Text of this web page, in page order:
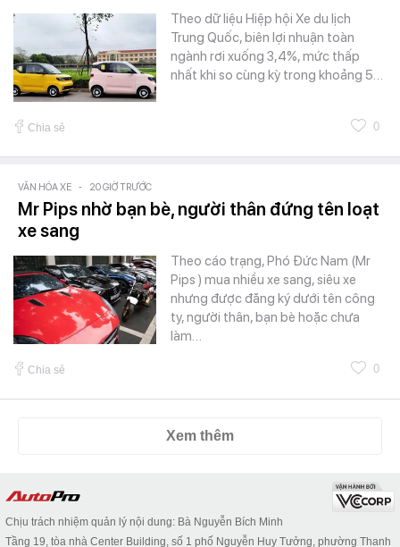
Theo dữ liệu Hiệp hội Xe du lịch
Trung Quốc, biên lợi nhuận toàn
ngành rơi xuống 3,4%, mức thấp
nhất khi so cùng kỳ trong khoảng 5…
Chia sẻ 0
VĂN HÓA XE - 20 GIỜ TRƯỚC
Mr Pips nhờ bạn bè, người thân đứng tên loạt
xe sang
Theo cáo trạng, Phó Đức Nam (Mr
Pips ) mua nhiều xe sang, siêu xe
nhưng được đăng ký dưới tên công
ty, người thân, bạn bè hoặc chưa
làm…
Chia sẻ 0
Xem thêm
Chịu trách nhiệm quản lý nội dung: Bà Nguyễn Bích Minh
Tầng 19, tòa nhà Center Building, số 1 phố Nguyễn Huy Tưởng, phường Thanh